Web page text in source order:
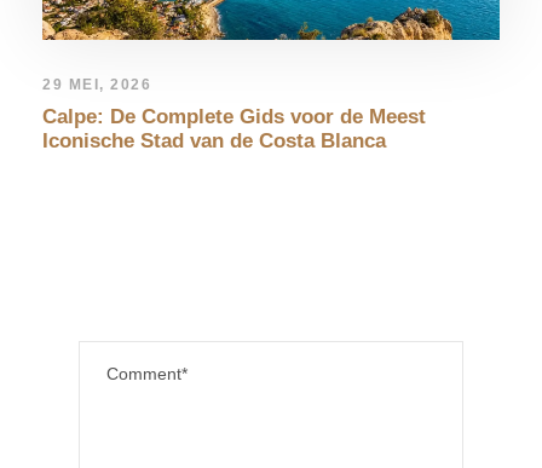
29 MEI, 2026
Calpe: De Complete Gids voor de Meest
Iconische Stad van de Costa Blanca